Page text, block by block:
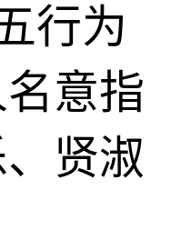
行为
意指
贤淑